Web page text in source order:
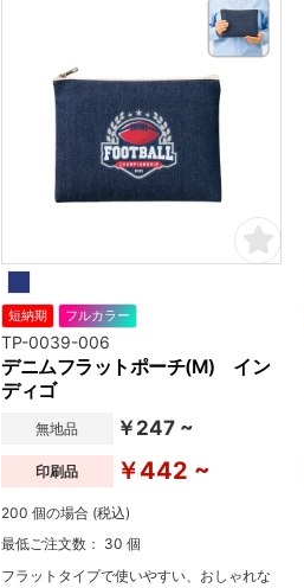
短納期 フルカラー
TP-0039-006
デニムフラットポーチ(M) イン
ディゴ
無地品 ￥247 ~
印刷品 ￥442 ~
200 個の場合 (税込)
最低ご注文数： 30 個
フラットタイプで使いやすい、おしゃれな